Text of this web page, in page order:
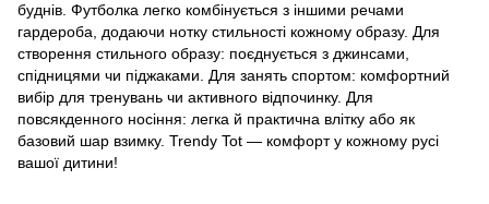
буднів. Футболка легко комбінується з іншими речами
гардероба, додаючи нотку стильності кожному образу. Для
створення стильного образу: поєднується з джинсами,
спідницями чи піджаками. Для занять спортом: комфортний
вибір для тренувань чи активного відпочинку. Для
повсякденного носіння: легка й практична влітку або як
базовий шар взимку. Trendy Tot — комфорт у кожному русі
вашої дитини!